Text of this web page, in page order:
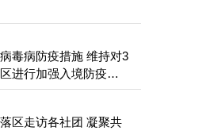
毒病防疫措施 维持对3
进行加强入境防疫措
区走访各社团 凝聚共